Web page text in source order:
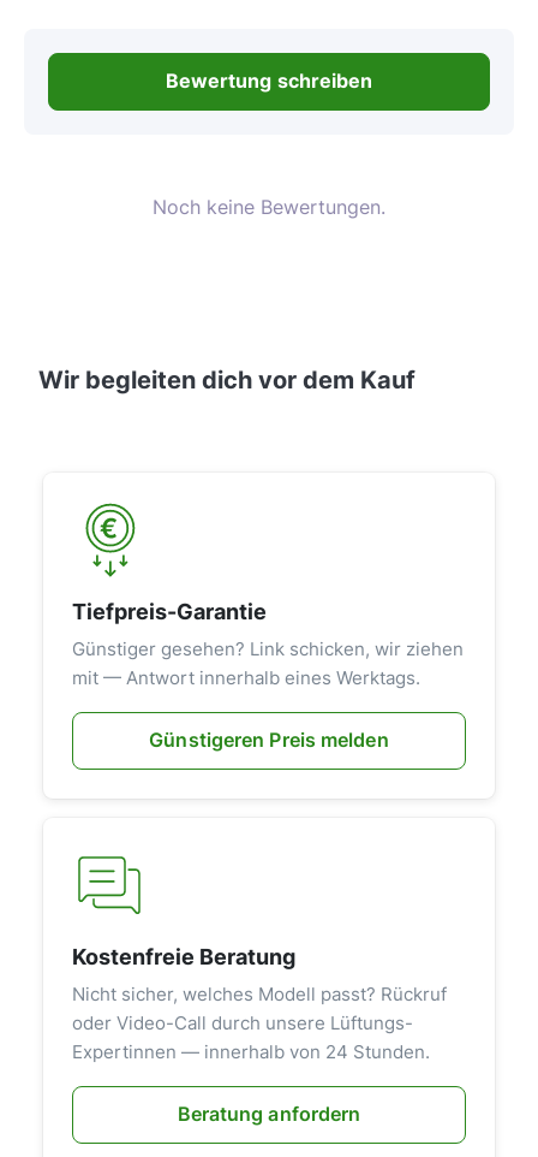
Bewertung schreiben
Noch keine Bewertungen.
Wir begleiten dich vor dem Kauf
Tiefpreis-Garantie
Günstiger gesehen? Link schicken, wir ziehen
mit — Antwort innerhalb eines Werktags.
Günstigeren Preis melden
Kostenfreie Beratung
Nicht sicher, welches Modell passt? Rückruf
oder Video-Call durch unsere Lüftungs-
Expertinnen — innerhalb von 24 Stunden.
Beratung anfordern